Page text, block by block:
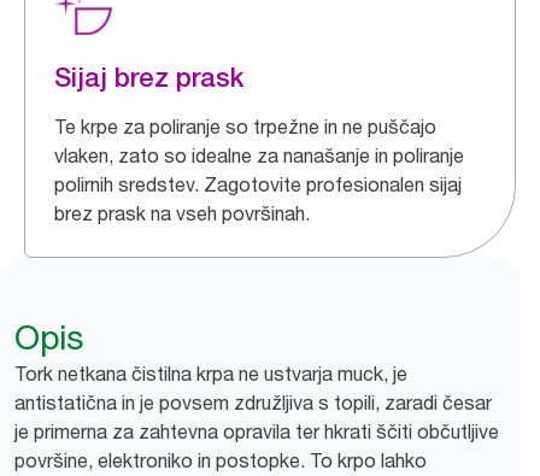
Sijaj brez prask
Te krpe za poliranje so trpežne in ne puščajo
vlaken, zato so idealne za nanašanje in poliranje
polirnih sredstev. Zagotovite profesionalen sijaj
brez prask na vseh površinah.
Opis
Tork netkana čistilna krpa ne ustvarja muck, je
antistatična in je povsem združljiva s topili, zaradi česar
je primerna za zahtevna opravila ter hkrati ščiti občutljive
površine, elektroniko in postopke. To krpo lahko